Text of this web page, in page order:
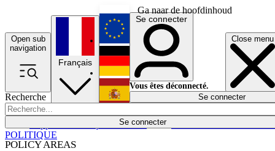
Ga naar de hoofdinhoud
Open sub
navigation
Close menu
Recherche
Se connecter
POLICY AREAS
Économie
Français
English
Deutsch
Español
Se connecter
Vous êtes déconnecté.
Se connecter
POLITIQUE